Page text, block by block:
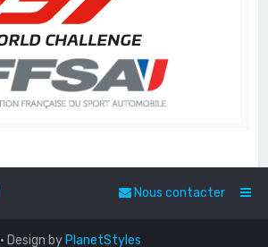
Nous contacter
• Design by PlanetStyles